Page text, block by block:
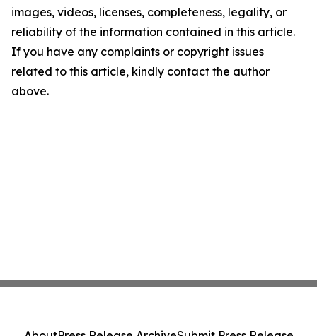
images, videos, licenses, completeness, legality, or
reliability of the information contained in this article.
If you have any complaints or copyright issues
related to this article, kindly contact the author
above.